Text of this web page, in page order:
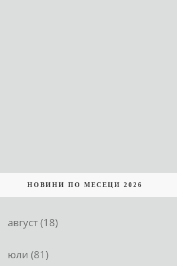
НОВИНИ ПО МЕСЕЦИ 2026
август (18)
юли (81)